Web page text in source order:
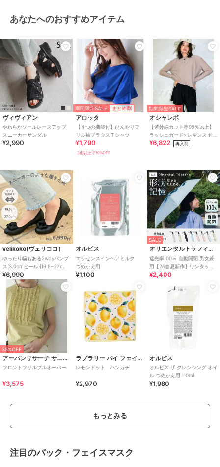
あなたへのおすすめアイテム
ヴィヴィアン
やわらかソールレースアップ
スニーカーサンダル
¥2,990
期間限定SALE まとめ割
アロッタ
【４つの機能付】ひんやりフ
リル袖ブラウスＴシャツ
¥1,790
3点以上で10%OFF
期間限定SALE
オシャレボ
【紫外線カット率99％以上】
ラッシュガード×レギンス 付
き タンキニ
¥6,822 再入荷
velikoko(ヴェリココ）
ゆったり幅もある2wayパンプ
ス(3.0cmヒール)[19.5~27cm]
ラクチンきれいシューズ
¥6,990
オルビス
エッセンスインヘアミルク
つめかえ用
¥1,100
SALE
オリエンタルトラフィック
遮光率100％ 自動開閉 男女兼
用【26春夏新作】ワンタッチ
晴雨兼用 折りたたみ傘 /G-
¥2,400
35%OFF
アーバンリサーチ サニーレーベル
フロントフリルプルオーバー
¥3,575
ラブラリー バイ フェイラー
レモンドット ハンカチ
¥2,970
オルビス
オルビス ザ クレンジング オイ
ル つめかえ用 110mL
¥1,980
もっとみる
注目のパック・フェイスマスク